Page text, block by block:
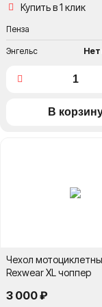
Купить в 1 клик
Пенза
Энгельс Нет
Чехол
Rexwear XL чоппер
3 000 ₽